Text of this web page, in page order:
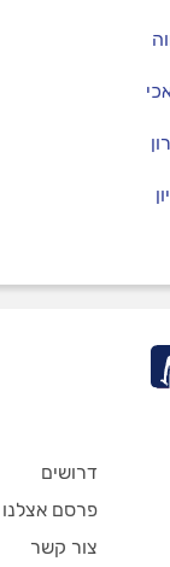
דרושים
פרסם אצלנו
צור קשר